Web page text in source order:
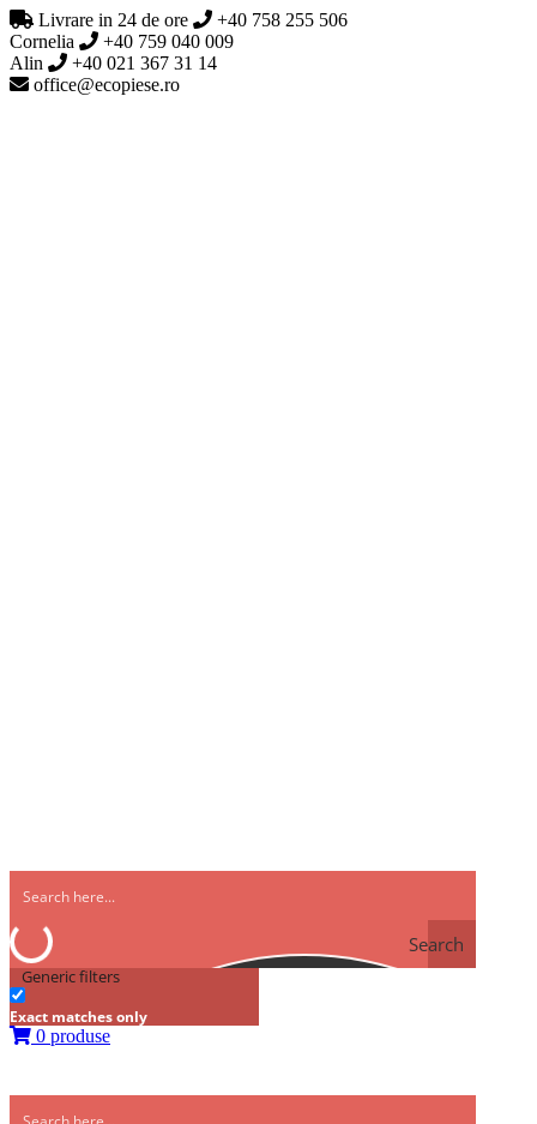
Livrare in 24 de ore
+40 758 255 506
Cornelia
+40 759 040 009
Alin
+40 021 367 31 14
office@ecopiese.ro
Search
Generic filters
Exact matches only
0 produse